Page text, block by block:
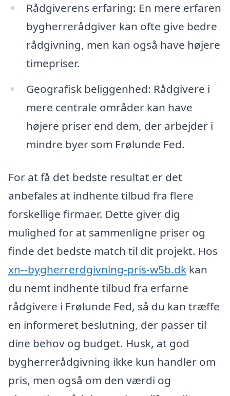
Rådgiverens erfaring: En mere erfaren
bygherrerådgiver kan ofte give bedre
rådgivning, men kan også have højere
timepriser.
Geografisk beliggenhed: Rådgivere i
mere centrale områder kan have
højere priser end dem, der arbejder i
mindre byer som Frølunde Fed.
For at få det bedste resultat er det
anbefales at indhente tilbud fra flere
forskellige firmaer. Dette giver dig
mulighed for at sammenligne priser og
finde det bedste match til dit projekt. Hos
xn--bygherrerdgivning-pris-w5b.dk kan
du nemt indhente tilbud fra erfarne
rådgivere i Frølunde Fed, så du kan træffe
en informeret beslutning, der passer til
dine behov og budget. Husk, at god
bygherrerådgivning ikke kun handler om
pris, men også om den værdi og